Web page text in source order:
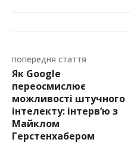
попередня стаття
Як Google
переосмислює
можливості штучного
інтелекту: інтерв’ю з
Майклом
Герстенхабером